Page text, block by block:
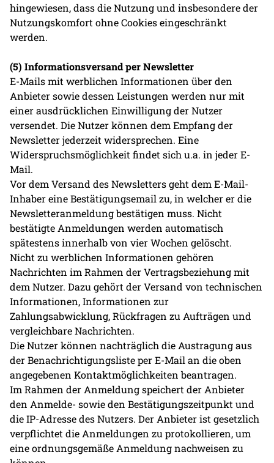
hingewiesen, dass die Nutzung und insbesondere der
Nutzungskomfort ohne Cookies eingeschränkt
werden.
(5) Informationsversand per Newsletter
E-Mails mit werblichen Informationen über den
Anbieter sowie dessen Leistungen werden nur mit
einer ausdrücklichen Einwilligung der Nutzer
versendet. Die Nutzer können dem Empfang der
Newsletter jederzeit widersprechen. Eine
Widerspruchsmöglichkeit findet sich u.a. in jeder E-
Mail.
Vor dem Versand des Newsletters geht dem E-Mail-
Inhaber eine Bestätigungsemail zu, in welcher er die
Newsletteranmeldung bestätigen muss. Nicht
bestätigte Anmeldungen werden automatisch
spätestens innerhalb von vier Wochen gelöscht.
Nicht zu werblichen Informationen gehören
Nachrichten im Rahmen der Vertragsbeziehung mit
dem Nutzer. Dazu gehört der Versand von technischen
Informationen, Informationen zur
Zahlungsabwicklung, Rückfragen zu Aufträgen und
vergleichbare Nachrichten.
Die Nutzer können nachträglich die Austragung aus
der Benachrichtigungsliste per E-Mail an die oben
angegebenen Kontaktmöglichkeiten beantragen.
Im Rahmen der Anmeldung speichert der Anbieter
den Anmelde- sowie den Bestätigungszeitpunkt und
die IP-Adresse des Nutzers. Der Anbieter ist gesetzlich
verpflichtet die Anmeldungen zu protokollieren, um
eine ordnungsgemäße Anmeldung nachweisen zu